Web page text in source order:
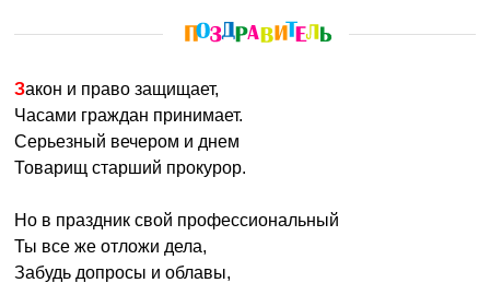
Закон и право защищает,
Часами граждан принимает.
Серьезный вечером и днем
Товарищ старший прокурор.
Но в праздник свой профессиональный
Ты все же отложи дела,
Забудь допросы и облавы,